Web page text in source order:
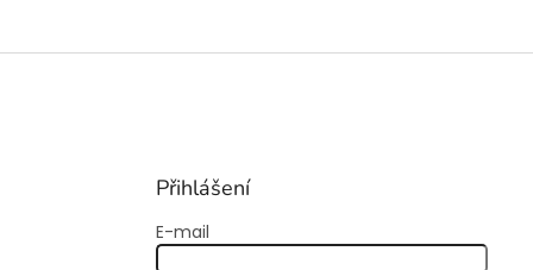
Přihlášení
E-mail